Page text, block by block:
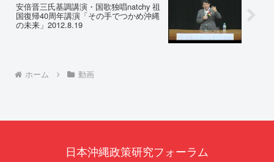
安倍晋三氏基調講演・国歌独唱natchy 祖
国復帰40周年講演「その手でつかめ沖縄
の未来」2012.8.19
ホーム 動画
日本沖縄政策研究フォーラム